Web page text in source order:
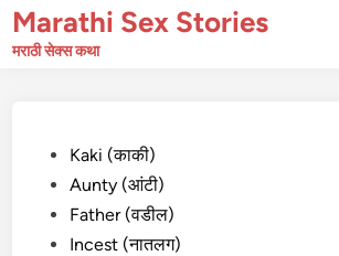
Skip
toMarathi Sex Stories
मराठी सेक्स कथा
PostedKaki (काकी)
Aunty (आंटी)
Father (वडील)
Incest (नातलग)